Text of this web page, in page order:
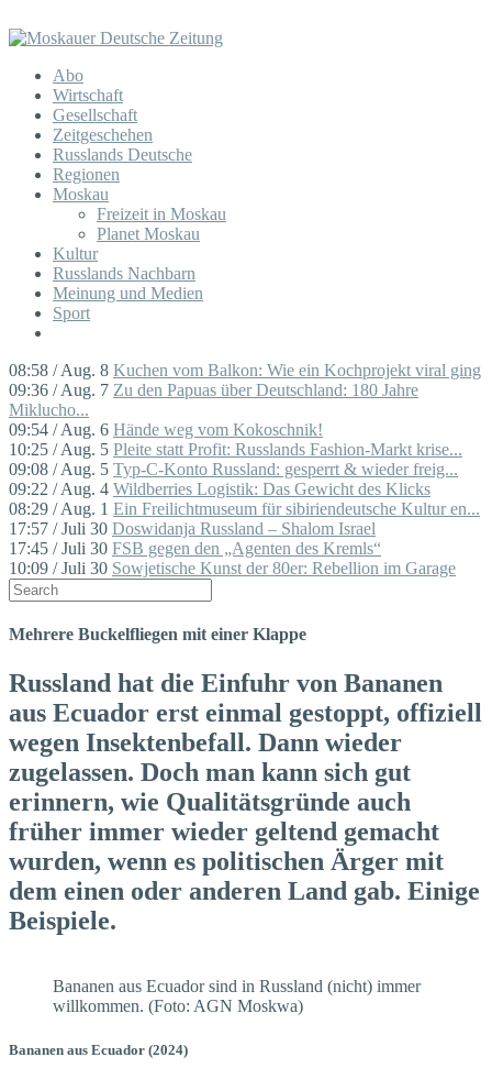
Abo
Wirtschaft
Gesellschaft
Zeitgeschehen
Russlands Deutsche
Regionen
Moskau
Freizeit in Moskau
Planet Moskau
Kultur
Russlands Nachbarn
Meinung und Medien
Sport
08:58 / Aug. 8 Kuchen vom Balkon: Wie ein Kochprojekt viral ging
09:36 / Aug. 7 Zu den Papuas über Deutschland: 180 Jahre
Miklucho...
09:54 / Aug. 6 Hände weg vom Kokoschnik!
10:25 / Aug. 5 Pleite statt Profit: Russlands Fashion-Markt krise...
09:08 / Aug. 5 Typ-C-Konto Russland: gesperrt & wieder freig...
09:22 / Aug. 4 Wildberries Logistik: Das Gewicht des Klicks
08:29 / Aug. 1 Ein Freilichtmuseum für sibiriendeutsche Kultur en...
17:57 / Juli 30 Doswidanja Russland – Shalom Israel
17:45 / Juli 30 FSB gegen den „Agenten des Kremls“
10:09 / Juli 30 Sowjetische Kunst der 80er: Rebellion im Garage
Mehrere Buckelfliegen mit einer Klappe
Russland hat die Einfuhr von Bananen
aus Ecuador erst einmal gestoppt, offiziell
wegen Insektenbefall. Dann wieder
zugelassen. Doch man kann sich gut
erinnern, wie Qualitätsgründe auch
früher immer wieder geltend gemacht
wurden, wenn es politischen Ärger mit
dem einen oder anderen Land gab. Einige
Beispiele.
Bananen aus Ecuador sind in Russland (nicht) immer
willkommen. (Foto: AGN Moskwa)
Bananen aus Ecuador (2024)